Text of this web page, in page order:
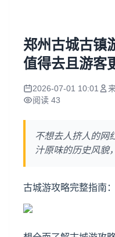
郑州古城古镇
值得去且游客
2026-07-01 10:01
阅读 43
不想去人挤人的网
汁原味的历史风貌
古城游攻略完整指南